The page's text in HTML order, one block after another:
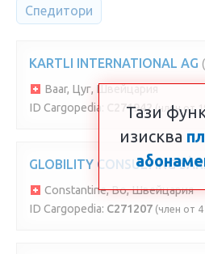
Спедитори
KARTLI INTERNATIONAL AG
Baar, Цуг, Швейцария
ID Cargopedia:
C271942 (член от
GLOBILITY CONSULTING
Constantine, Во, Швейцария
ID Cargopedia: C271207 (член от
Тази
изисква